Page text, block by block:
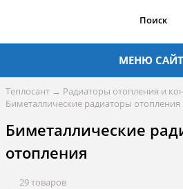
Поиск
МЕНЮ
Теплосант → Радиаторы отопления и
Биметаллические радиаторы отопления
Биметаллические
отопления
29 товаров